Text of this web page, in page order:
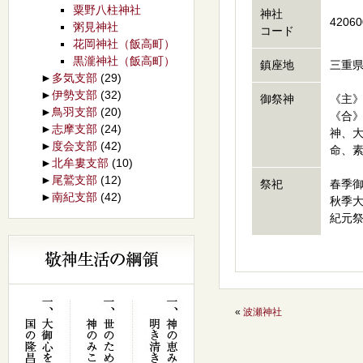
神社
コード
鎮座地 三重
御祭神
《主》
《合
神、
命、
祭祀
春季
秋季
紀元
« 波瀬神社
粟野八柱神社
粥見神社
花岡神社（飯高町）
黒瀧神社（飯高町）
► 多気支部 (29)
►伊勢支部 (32)
► 鳥羽支部 (20)
►志摩支部 (24)
► 度会支部 (42)
►北牟婁支部 (10)
► 尾鷲支部 (12)
►南紀支部 (42)